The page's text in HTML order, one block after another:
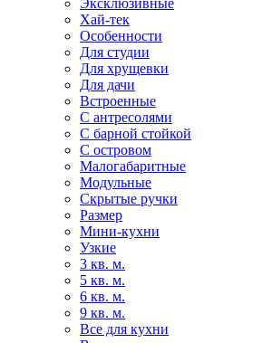
Хай-тек
Особенности
Для студии
Для хрущевки
Для дачи
Встроенные
С антресолями
С барной стойкой
С островом
Малогабаритные
Модульные
Скрытые ручки
Размер
Мини-кухни
Узкие
3 кв. м.
5 кв. м.
6 кв. м.
9 кв. м.
Все для кухни